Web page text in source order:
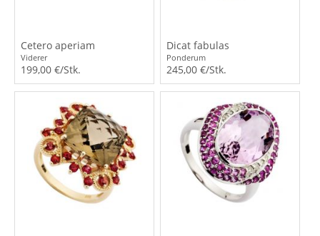
Cetero aperiam
Viderer
199,00 €/Stk.
Dicat fabulas
Ponderum
245,00 €/Stk.